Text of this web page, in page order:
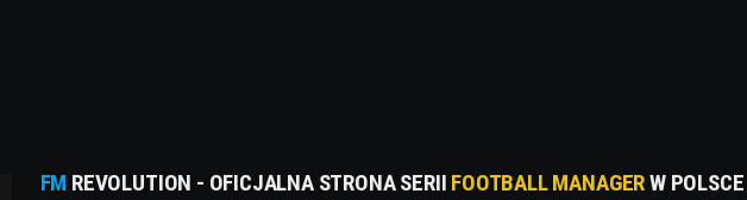
FM REVOLUTION - OFICJALNA STRONA SERII FOOTBALL MANAGERW POLSCE